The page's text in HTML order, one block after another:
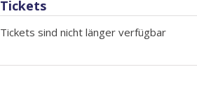
Tickets
Tickets sind nicht länger verfügbar